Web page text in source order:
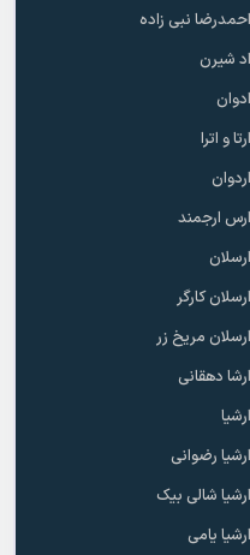
احمدرضا نبی زاده
اد شیرن
ادوان
ارتا و اترا
اردوان
ارس ارجمند
ارسلان
ارسلان کارگر
ارسلان مریخ زر
ارشا دهقانی
ارشیا
ارشیا رضوانی
ارشیا شالی بیک
ارشیا یامی